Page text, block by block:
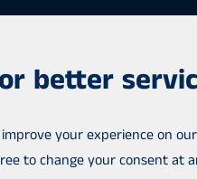
better
your experience on
to change your consent at